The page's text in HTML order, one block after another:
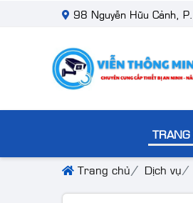
98 Nguyễn Hữu Cảnh,
TRANG
Trang chủ Dịch vụ